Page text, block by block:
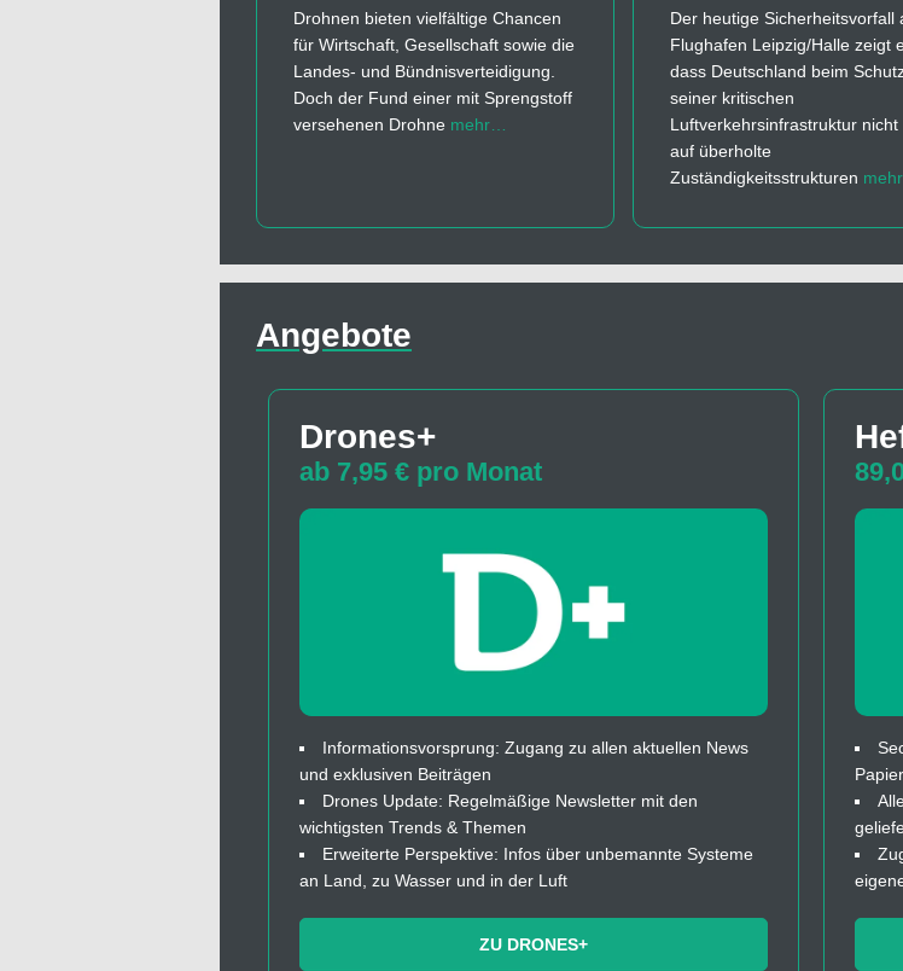
Drohnen bieten vielfältige Chancen
für Wirtschaft, Gesellschaft sowie die
Landes- und Bündnisverteidigung.
Doch der Fund einer mit Sprengstoff
versehenen Drohne mehr…
Der heutige Sicherheitsvorfall
Flughafen Leipzig/Halle zeigt
dass Deutschland beim
seiner kritischen
Luftverkehrsinfrastruktur nicht
auf überholte
Zuständigkeitsstrukturen
Angebote
Drones+
ab 7,95 € pro Monat
Informationsvorsprung: Zugang zu allen aktuellen News
und exklusiven Beiträgen
Drones Update: Regelmäßige Newsletter mit den
wichtigsten Trends & Themen
Erweiterte Perspektive: Infos über unbemannte Systeme
an Land, zu Wasser und in der Luft
ZU DRONES+
Papier